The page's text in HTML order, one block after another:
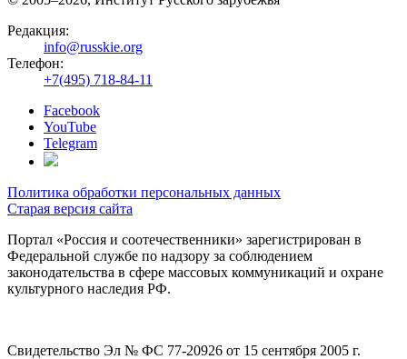
Редакция:
info@russkie.org
Телефон:
+7(495) 718-84-11
Facebook
YouTube
Telegram
Политика обработки персональных данных
Старая версия сайта
Портал «Россия и соотечественники» зарегистрирован в
Федеральной службе по надзору за соблюдением
законодательства в сфере массовых коммуникаций и охране
культурного наследия РФ.
Свидетельство Эл № ФС 77-20926 от 15 сентября 2005 г.